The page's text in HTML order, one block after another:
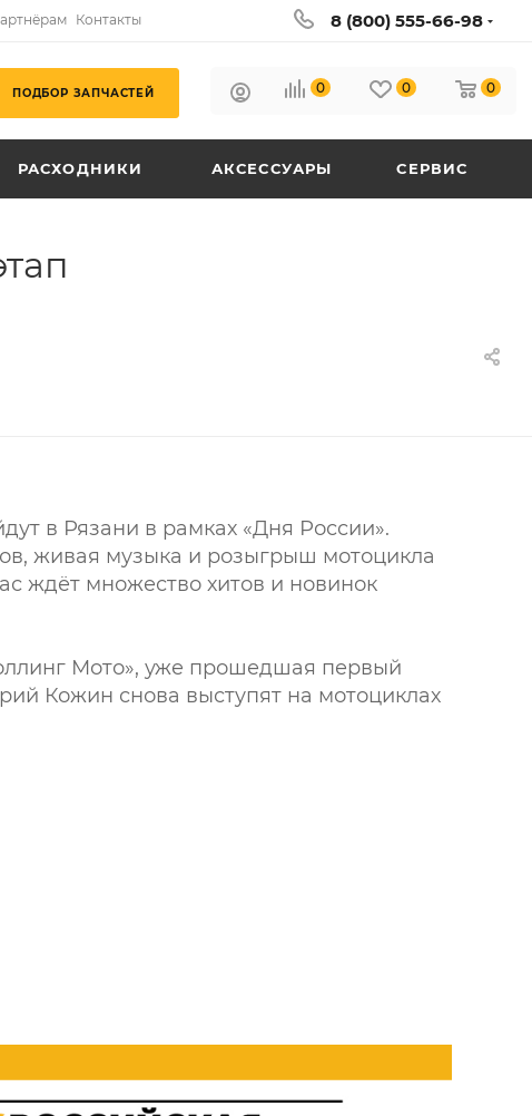
Контакты 8 (800) 555-66-98
ПОДБОР ЗАПЧАСТЕЙ 0 0 0
РАСХОДНИКИ АКСЕССУАРЫ СЕРВИС
в Рязани в рамках «Дня России».
живая музыка и розыгрыш мотоцикла
ждёт множество хитов и новинок
Мото», уже прошедшая первый
Кожин снова выступят на мотоциклах